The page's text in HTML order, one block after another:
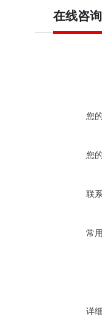
在线咨询
您
您
联
常
详